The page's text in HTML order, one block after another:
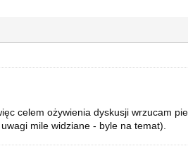
celem ożywienia dyskusji wrzucam
mile widziane - byle na temat).